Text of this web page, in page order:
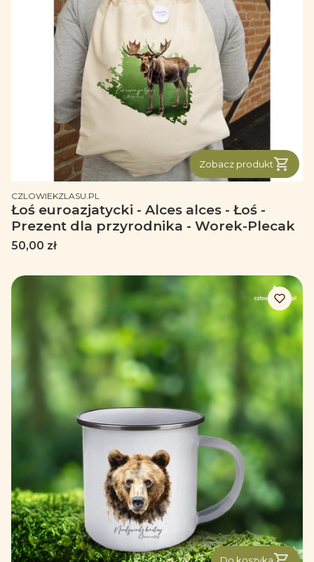
Zobacz produkt
PRODUCENT
CZLOWIEKZLASU.PL
Łoś euroazjatycki - Alces alces - Łoś -
Prezent dla przyrodnika - Worek-Plecak
Cena
50,00 zł